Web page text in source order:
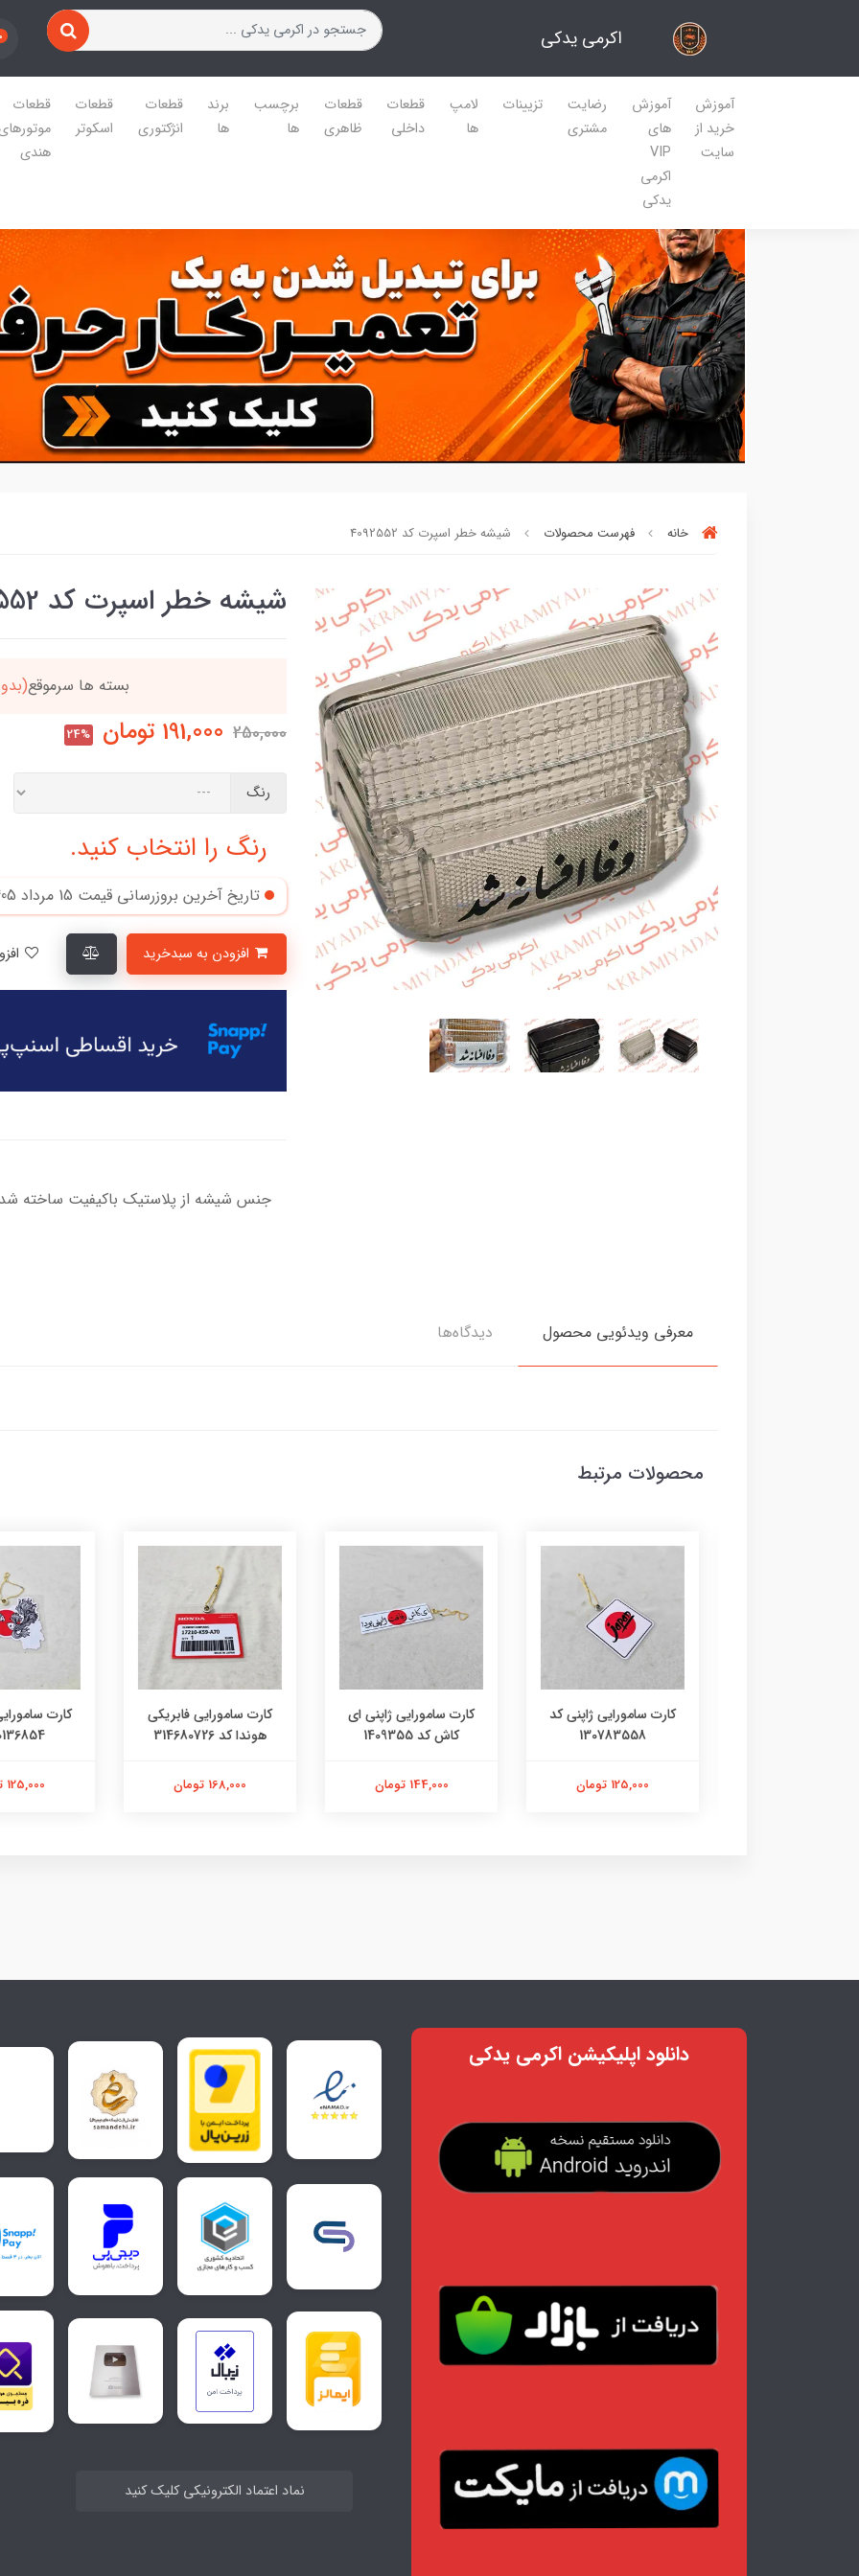
اکرمی یدکی 0
آموزش
خرید از
سایت
آموزش
های
VIP
اکرمی
یدکی
رضایت
مشتری
تزیینات
لامپ
ها
قطعات
داخلی
قطعات
ظاهری
برچسب
ها
برند
ها
قطعات
انژکتوری
قطعات
اسکوتر
قطعات
هندی
خانه فهرست محصولات شیشه خطر اسپرت کد 4092552
شیشه خطر اسپرت کد 4092552
90٪ خریداران ،از این محصول راضی بودن بسته ها سرموقع
250,000
191,000 تومان 24%
رنگ
رنگ را انتخاب کنید.
تاریخ آخرین بروزرسانی قیمت 15 مرداد 1405
جنس شیشه از پلاستیک باکیفیت ساخته
معرفی ویدئویی محصول دیدگاه‌ها
محصولات مرتبط
کارت سامورایی ژاپنی کد
130783558
125,000 تومان
کارت سامورایی ژاپنی ای
کاش کد 1409355
144,000 تومان
کارت سامورایی فابریکی
هوندا کد 314680726
168,000 تومان
کارت
125,000 تومان
دانلود اپلیکیشن اکرمی یدکی
نماد اعتماد الکترونیکی کلیک کنید